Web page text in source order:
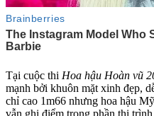
Tại cuộc thi Hoa hậu Hoàn vũ
mạnh bởi khuôn mặt xinh đẹp,
chỉ cao 1m66 nhưng hoa hậu